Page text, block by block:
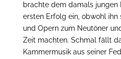
brachte dem damals jungen
ersten Erfolg ein, obwohl ihn
und Opern zum Neutöner
Zeit machten. Schmal fällt
Kammermusik aus seiner